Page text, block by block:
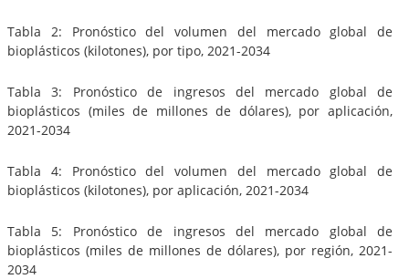
Tabla 2: Pronóstico del volumen del mercado global de
bioplásticos (kilotones), por tipo, 2021-2034
Tabla 3: Pronóstico de ingresos del mercado global de
bioplásticos (miles de millones de dólares), por aplicación,
2021-2034
Tabla 4: Pronóstico del volumen del mercado global de
bioplásticos (kilotones), por aplicación, 2021-2034
Tabla 5: Pronóstico de ingresos del mercado global de
bioplásticos (miles de millones de dólares), por región, 2021-
2034